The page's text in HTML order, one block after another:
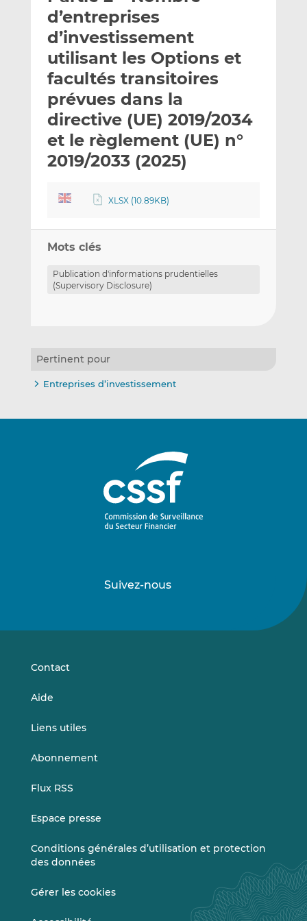
e
r
p
a
r
m
a
i
l
g
e
r
s
u
L
i
n
k
e
I
g
e
r
s
u
F
a
c
e
b
o
d’entreprises
d’investissement
utilisant les Options et
facultés transitoires
prévues dans la
directive (UE) 2019/2034
et le règlement (UE) n°
2019/2033 (2025)
XLSX (10.89KB)
Mots clés
Publication d'informations prudentielles
(Supervisory Disclosure)
Pertinent pour
Entreprises d’investissement
Suivez-nous
sursur
Contact
Aide
Liens utiles
Abonnement
Flux RSS
Espace presse
Conditions générales d’utilisation et protection
des données
Gérer les cookies